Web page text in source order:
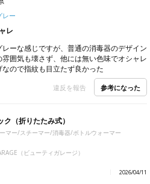
レー
レ
ーな感じですが、普通の消毒器のデザイン
囲気も壊さず、他には無い色味でオシャレ
ので指紋も目立たず良かった
違反を報告 参考になった
（折りたたみ式）
マー/スチーマー/消毒器/ボトルウォーマー
（ビューティガレージ）
2026/04/11